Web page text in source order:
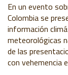
En un evento
Colombia se
información
meteorológicas
de las
con vehemencia